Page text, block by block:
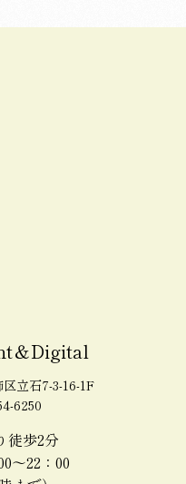
＆Digital
立石7-3-16-1F
6250
徒歩2分
～22：00